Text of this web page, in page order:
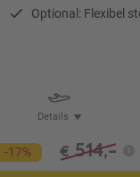
Optional: Flexibel
Details
-17% € 514,-